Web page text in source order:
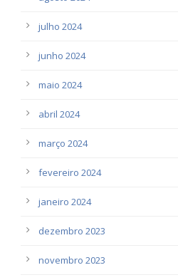
julho 2024
junho 2024
maio 2024
abril 2024
março 2024
fevereiro 2024
janeiro 2024
dezembro 2023
novembro 2023